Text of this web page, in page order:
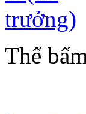
Thế